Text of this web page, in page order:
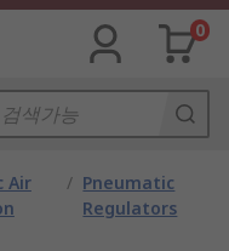
0
Air
/ Pneumatic
Regulators